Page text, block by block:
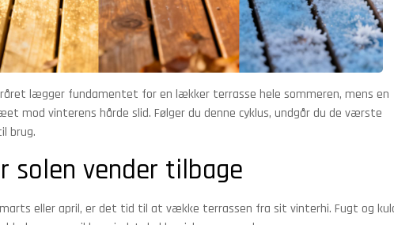
lægger fundamentet for en lækker terrasse hele sommeren, mens en
mod vinterens hårde slid. Følger du denne cyklus, undgår du de værste
brug.
solen vender tilbage
eller april, er det tid til at vække terrassen fra sit vinterhi. Fugt og